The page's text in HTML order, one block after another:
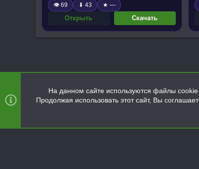
👁 69 ⬇ 43 ★ —
Открыть Скачать
На данном сайте используются файлы cookie,
Продолжая использовать этот сайт, Вы